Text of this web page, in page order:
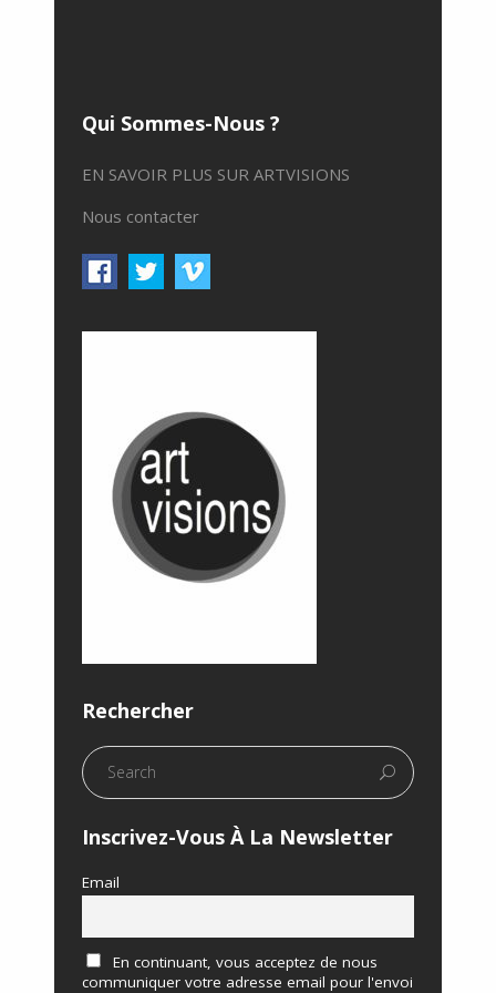
Qui Sommes-Nous ?
EN SAVOIR PLUS SUR ARTVISIONS
Nous contacter
Rechercher
Inscrivez-Vous À La Newsletter
Email
En continuant, vous acceptez de nous
communiquer votre adresse email pour l'envoi